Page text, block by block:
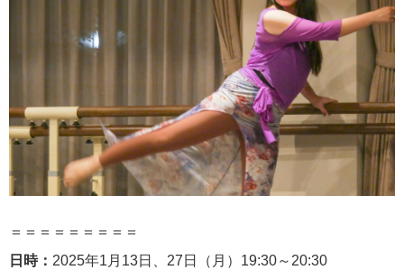
＝＝＝＝＝＝＝＝＝
日時： 2025年1月13日、27日（月）19:30～20:30